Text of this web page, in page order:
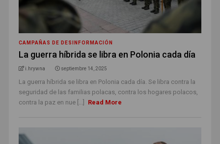
CAMPAÑAS DE DESINFORMACIÓN
La guerra híbrida se libra en Polonia cada día
i.hrywna septiembre 14, 2025
La guerra híbrida se libra en Polonia cada día. Se libra contra la
seguridad de las familias polacas, contra los hogares polacos,
contra la paz en nue [...]
Read More